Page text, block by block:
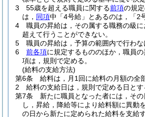
3
55歳を超える職員に関する前項の規
は， 同項中「4号給」とあるのは，「2
4
職員の昇給は，その属する職務の級
超えて行うことができない。
5
職員の昇給は，予算の範囲内で行わな
6
前各項に規定するもののほか，職員
項は，規則で定める。
(給料の支給方法)
第6条
給料は，月1回に給料の月額の全
2
給料の支給日は，規則で定める日とす
第7条
新たに職員となった者には，そ
し，昇給，降給等により給料額に異動
の日から新たに定められた給料を支給す